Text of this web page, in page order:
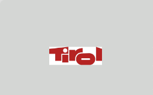
Home für Clustermitglieder